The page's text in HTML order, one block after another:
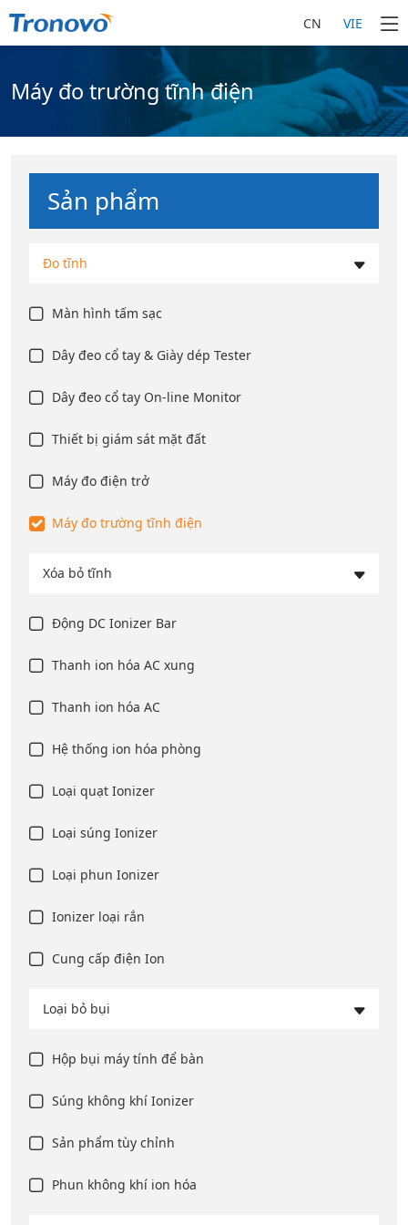
CN VIE
Máy đo trường tĩnh điện
Sản phẩm
Đo tĩnh
Màn hình tấm sạc
Dây đeo cổ tay & Giày dép Tester
Dây đeo cổ tay On-line Monitor
Thiết bị giám sát mặt đất
Máy đo điện trở
Máy đo trường tĩnh điện
Xóa bỏ tĩnh
Động DC Ionizer Bar
Thanh ion hóa AC xung
Thanh ion hóa AC
Hệ thống ion hóa phòng
Loại quạt Ionizer
Loại súng Ionizer
Loại phun Ionizer
Ionizer loại rắn
Cung cấp điện Ion
Loại bỏ bụi
Hộp bụi máy tính để bàn
Súng không khí Ionizer
Sản phẩm tùy chỉnh
Phun không khí ion hóa